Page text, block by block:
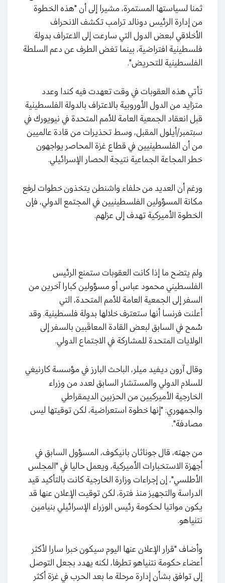
ثمنا لسياستها المستمرة، مشيرا إلى أن "هذه الخطوة
من إدارة الرئيس دونالد ترامب تكشف الانحراف
الأخلاقي لبعض الدول التي سارعت إلى الاعتراف بدولة
فلسطينية افتراضية، بينما تغض الطرف عن دعم السلطة
الفلسطينية للتحريض".
تأتي هذه العقوبات في وقت تعهدت فيه كندا وعدد
متزايد من الدول الأوروبية بالاعتراف بالدولة الفلسطينية
قبل انعقاد الجمعية العامة للأمم المتحدة في نيويورك في
سبتمبر/أيلول المقبل، وسط تحذيرات من قادة عالميين
من أن الفلسطينيين في قطاع غزة المحاصر يواجهون
خطر المجاعة الجماعية نتيجة الحصار الإسرائيلي.
ورغم أن العديد من حلفاء واشنطن يتخذون خطوات لرفع
مكانة المسؤولين الفلسطينيين في المجتمع الدولي، فإن
الخطوة الأميركية تهدف إلى عزلهم.
ولم يتضح ما إذا كانت العقوبات ستمنع الرئيس
الفلسطيني محمود عباس أو مسؤولين كبارا آخرين من
السفر إلى الجمعية العامة للأمم المتحدة، التي
أعلنت فرنسا أنها ستعترف خلالها بدولة فلسطينية. وقد
سُمح في السابق لبعض القادة المعاقَبين بالسفر إلى
الولايات المتحدة للمشاركة في الاجتماع الدولي.
وقال آرون ديفيد ميلر، الباحث البارز في مؤسسة كارنيغي
للسلام الدولي والمستشار السابق لعدد من وزراء
الخارجية الأميركيين من الحزبين الديمقراطي
والجمهوري: "إنها خطوة استعراضية، لكن توقيتها ليس
مصادفة".
من جهته، قال جوناثان بانيكوف، المسؤول السابق في
أجهزة الاستخبارات الأميركية، ويعمل حاليا في "المجلس
الأطلسي"، إن إجراءات وزارة الخارجية كانت بالتأكيد قيد
الدراسة والتجهيز منذ فترة، لكن توقيت الإعلان عنها قد
يكون مواتيا لحكومة رئيس الوزراء الإسرائيلي بنيامين
نتنياهو.
وأضاف "قرار الإعلان عنها اليوم سيكون خبرا سارا لأكثر
أعضاء حكومة نتنياهو تطرفا، لكنه يهدد بجعل التوصل
إلى توافق بشأن إدارة مرحلة ما بعد الحرب في غزة أكثر